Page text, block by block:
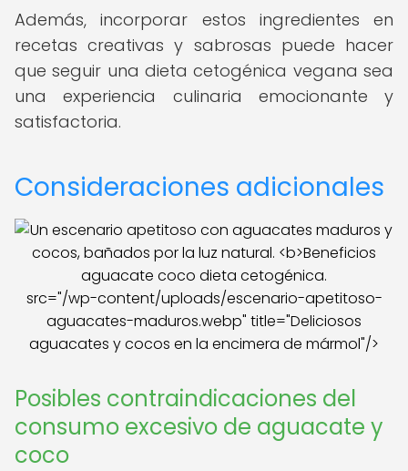
Además, incorporar estos ingredientes en
recetas creativas y sabrosas puede hacer
que seguir una dieta cetogénica vegana sea
una experiencia culinaria emocionante y
satisfactoria.
Consideraciones adicionales
src="/wp-content/uploads/escenario-apetitoso-
aguacates-maduros.webp" title="Deliciosos
aguacates y cocos en la encimera de mármol"/>
Posibles contraindicaciones del
consumo excesivo de aguacate y
coco